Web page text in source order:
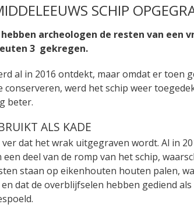
SCHIP
archeologen de resten van een
3 gekregen.
al in 2016 ontdekt, maar omdat er toen
conserveren, werd het schip weer
beter.
ALS KADE
dat het wrak uitgegraven wordt. Al in
een deel van de romp van het schip,
staan op eikenhouten houten palen,
dat de overblijfselen hebben gediend